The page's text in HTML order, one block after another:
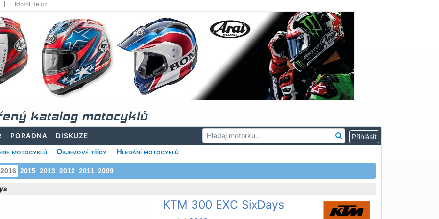
MotoLife.cz
katalog motocyklů
PORADNA DISKUZE
motocyklů Objemové třídy Hledání motocyklů
2016 2015 2013 2012 2011 2009
KTM 300 EXC SixDays